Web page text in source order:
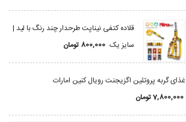
قلاده کتفی نیناپت طرحدار چند رنگ با لید |
سایز یک 800,000 تومان
غذای گربه پروتئین اگزیجنت رویال کنین امارات
7,800,000تومان